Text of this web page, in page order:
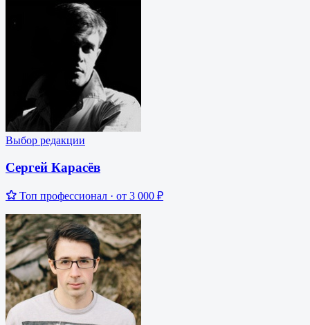
Выбор редакции
Сергей Карасёв
Топ профессионал · от 3 000 ₽